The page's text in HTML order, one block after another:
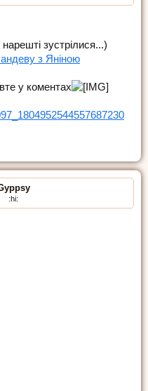
зустрілися...)
з Яніною
у коментах
:hi: